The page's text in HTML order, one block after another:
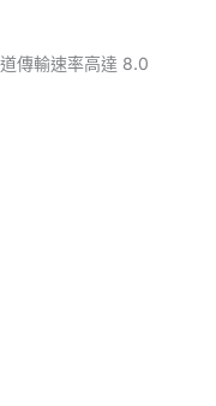
傳輸速率高達 8.0